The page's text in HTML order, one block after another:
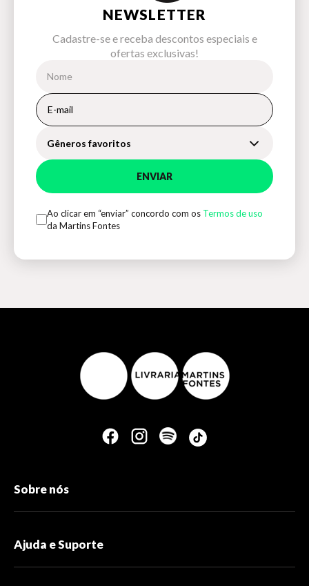
NEWSLETTER
Cadastre-se e receba descontos especiais e
ofertas exclusivas!
Gêneros favoritos
ENVIAR
Ao clicar em “enviar” concordo com os Termos de uso
da Martins Fontes
Sobre nós
Ajuda e Suporte